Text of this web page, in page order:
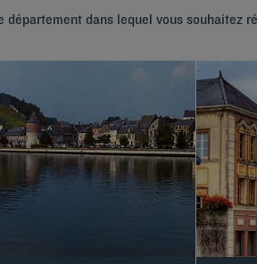
département dans lequel vous souhaitez